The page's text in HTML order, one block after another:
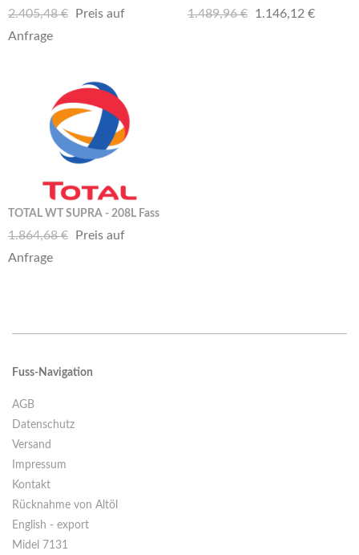
2.405,48 €
Preis auf
Anfrage
1.489,96 € 1.146,12 €
TOTAL WT SUPRA - 208L Fass
1.864,68 €
Preis auf
Anfrage
Fuss-Navigation
AGB
Datenschutz
Versand
Impressum
Kontakt
Rücknahme von Altöl
English - export
Midel 7131